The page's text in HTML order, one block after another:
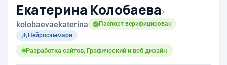
Екатерина Колобаева›
kolobaevaekaterina
Паспорт верифицирован
Нейросаммари
Разработка сайтов, Графический и веб дизайн